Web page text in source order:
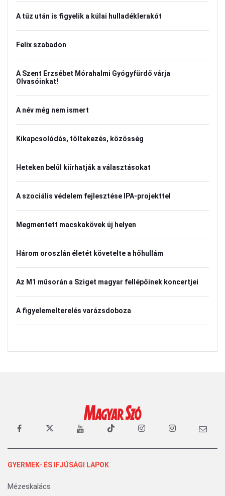
A tűz után is figyelik a kúlai hulladéklerakót
Felix szabadon
A Szent Erzsébet Mórahalmi Gyógyfürdő várja
Olvasóinkat!
A név még nem ismert
Kikapcsolódás, töltekezés, közösség
Heteken belül kiírhatják a választásokat
A szociális védelem fejlesztése IPA-projekttel
Megmentett macskakövek új helyen
Három oroszlán életét követelte a hőhullám
Az M1 műsorán a Sziget magyar fellépőinek koncertjei
A figyelemelterelés varázsdoboza
GYERMEK- ÉS IFJÚSÁGI LAPOK
Mézeskalács